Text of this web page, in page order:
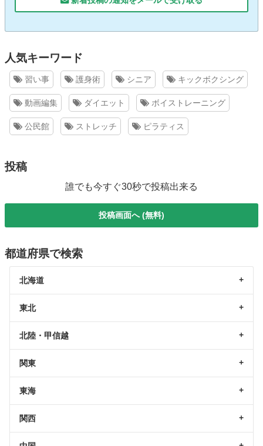
人気キーワード
習い事 護身術 シニア キックボクシング
動画編集 ダイエット ボイストレーニング
公民館 ストレッチ ピラティス
投稿
誰でも今すぐ30秒で投稿出来る
投稿画面へ (無料)
都道府県で検索
北海道
東北
北陸・甲信越
関東
東海
関西